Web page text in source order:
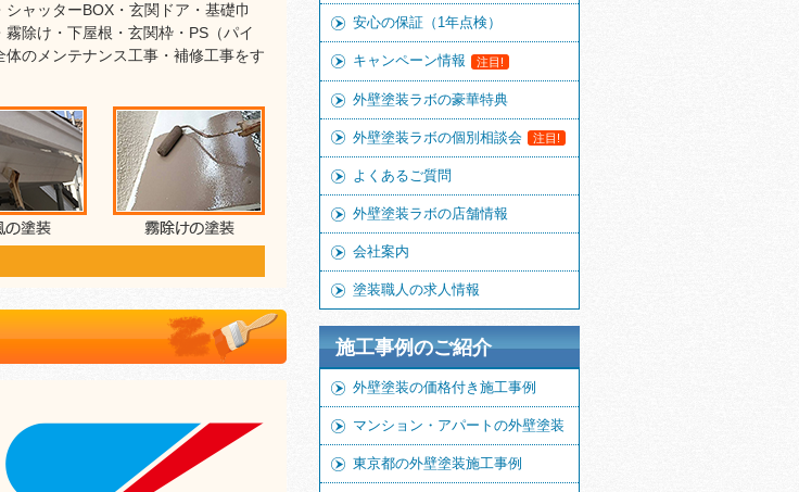
ャッターBOX・玄関ドア・基礎巾
除け・下屋根・玄関枠・PS（パイ
のメンテナンス工事・補修工事をす
安心の保証（1年点検）
キャンペーン情報 注目!
外壁塗装ラボの豪華特典
外壁塗装ラボの個別相談会 注目!
よくあるご質問
外壁塗装ラボの店舗情報
会社案内
塗装職人の求人情報
施工事例のご紹介
外壁塗装の価格付き施工事例
マンション・アパートの外壁塗装
東京都の外壁塗装施工事例